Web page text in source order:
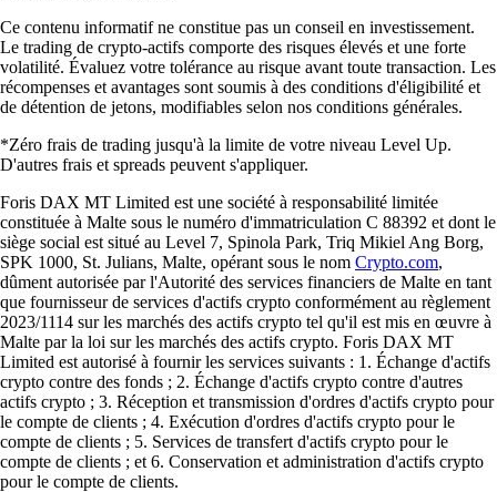
Ce contenu informatif ne constitue pas un conseil en investissement.
Le trading de crypto-actifs comporte des risques élevés et une forte
volatilité. Évaluez votre tolérance au risque avant toute transaction. Les
récompenses et avantages sont soumis à des conditions d'éligibilité et
de détention de jetons, modifiables selon nos conditions générales.
*Zéro frais de trading jusqu'à la limite de votre niveau Level Up.
D'autres frais et spreads peuvent s'appliquer.
Foris DAX MT Limited est une société à responsabilité limitée
constituée à Malte sous le numéro d'immatriculation C 88392 et dont le
siège social est situé au Level 7, Spinola Park, Triq Mikiel Ang Borg,
SPK 1000, St. Julians, Malte, opérant sous le nom Crypto.com,
dûment autorisée par l'Autorité des services financiers de Malte en tant
que fournisseur de services d'actifs crypto conformément au règlement
2023/1114 sur les marchés des actifs crypto tel qu'il est mis en œuvre à
Malte par la loi sur les marchés des actifs crypto. Foris DAX MT
Limited est autorisé à fournir les services suivants : 1. Échange d'actifs
crypto contre des fonds ; 2. Échange d'actifs crypto contre d'autres
actifs crypto ; 3. Réception et transmission d'ordres d'actifs crypto pour
le compte de clients ; 4. Exécution d'ordres d'actifs crypto pour le
compte de clients ; 5. Services de transfert d'actifs crypto pour le
compte de clients ; et 6. Conservation et administration d'actifs crypto
pour le compte de clients.